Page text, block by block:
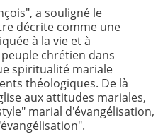
a souligné le
décrite comme une
à la vie et à
chrétien dans
spiritualité mariale
théologiques. De là
aux attitudes mariales,
marial d'évangélisation,